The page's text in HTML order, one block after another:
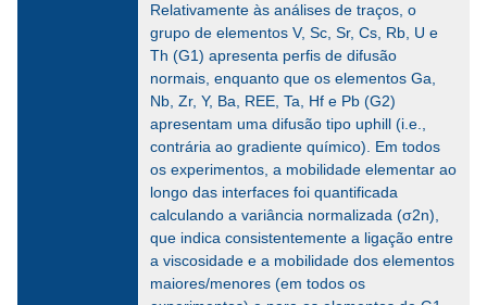
Relativamente às análises de traços, o
grupo de elementos V, Sc, Sr, Cs, Rb, U e
Th (G1) apresenta perfis de difusão
normais, enquanto que os elementos Ga,
Nb, Zr, Y, Ba, REE, Ta, Hf e Pb (G2)
apresentam uma difusão tipo uphill (i.e.,
contrária ao gradiente químico). Em todos
os experimentos, a mobilidade elementar ao
longo das interfaces foi quantificada
calculando a variância normalizada (σ2n),
que indica consistentemente a ligação entre
a viscosidade e a mobilidade dos elementos
maiores/menores (em todos os